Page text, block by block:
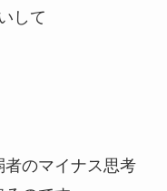
して
者のマイナス思考